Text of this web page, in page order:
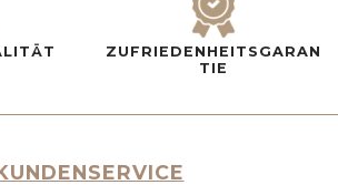
ZUFRIEDENHEITSGARAN
TIE